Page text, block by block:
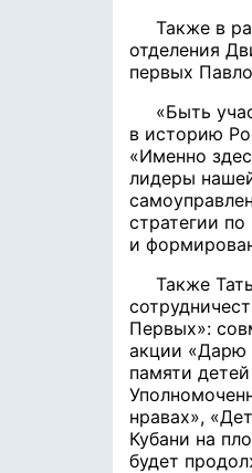
Также в
отделения
первых
«Быть
в историю
«Именно
лидеры
стратегии
и
Также
Первых»:
акции «Дарю
памяти
нравах»,
Кубани на
будет